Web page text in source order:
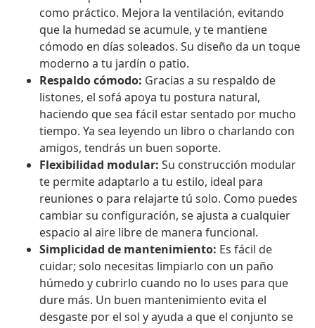
como práctico. Mejora la ventilación, evitando
que la humedad se acumule, y te mantiene
cómodo en días soleados. Su diseño da un toque
moderno a tu jardín o patio.
Respaldo cómodo: Gracias a su respaldo de
listones, el sofá apoya tu postura natural,
haciendo que sea fácil estar sentado por mucho
tiempo. Ya sea leyendo un libro o charlando con
amigos, tendrás un buen soporte.
Flexibilidad modular: Su construcción modular
te permite adaptarlo a tu estilo, ideal para
reuniones o para relajarte tú solo. Como puedes
cambiar su configuración, se ajusta a cualquier
espacio al aire libre de manera funcional.
Simplicidad de mantenimiento: Es fácil de
cuidar; solo necesitas limpiarlo con un paño
húmedo y cubrirlo cuando no lo uses para que
dure más. Un buen mantenimiento evita el
desgaste por el sol y ayuda a que el conjunto se